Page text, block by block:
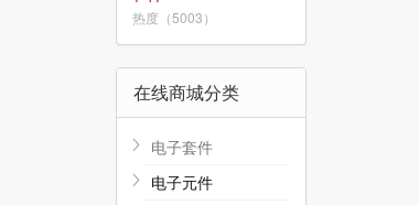
热度（5003）
在线商城分类
电子套件
电子元件